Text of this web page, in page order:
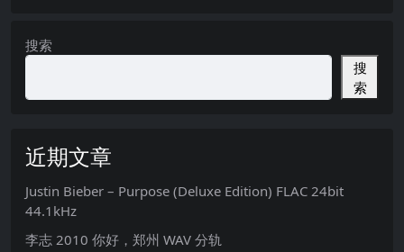
搜索
搜
索
近期文章
Justin Bieber – Purpose (Deluxe Edition) FLAC 24bit
44.1kHz
李志 2010 你好，郑州 WAV 分轨